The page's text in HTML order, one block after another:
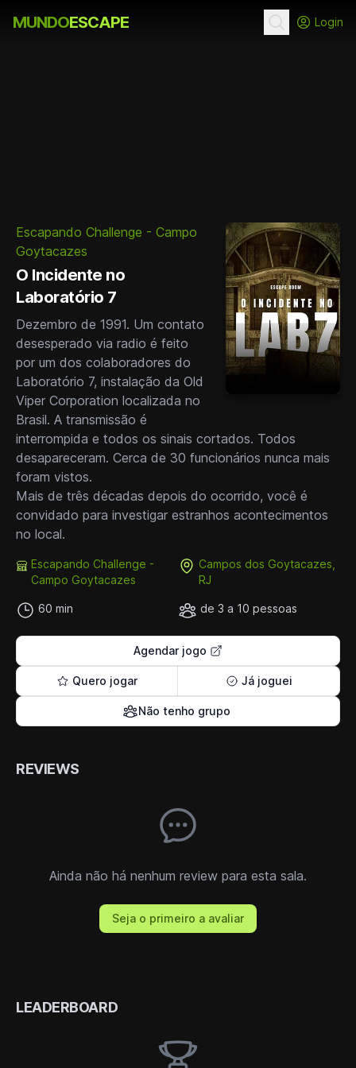
MUNDOESCAPE Login
Escapando Challenge - Campo
Goytacazes
O Incidente no
Laboratório 7
Dezembro de 1991. Um contato
desesperado via radio é feito
por um dos colaboradores do
Laboratório 7, instalação da Old
Viper Corporation localizada no
Brasil. A transmissão é
interrompida e todos os sinais cortados. Todos
desapareceram. Cerca de 30 funcionários nunca mais
foram vistos.
Mais de três décadas depois do ocorrido, você é
convidado para investigar estranhos acontecimentos
no local.
Escapando Challenge -
Campo Goytacazes
Campos dos Goytacazes,
RJ
60 min de 3 a 10 pessoas
Agendar jogo
Quero jogar Já joguei
Não tenho grupo
REVIEWS
Ainda não há nenhum review para esta sala.
Seja o primeiro a avaliar
LEADERBOARD